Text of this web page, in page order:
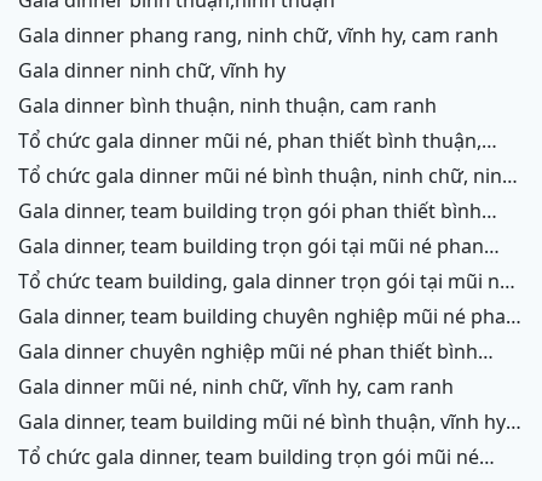
gala dinner phang rang, ninh chữ, vĩnh hy, cam ranh
gala dinner ninh chữ, vĩnh hy
gala dinner bình thuận, ninh thuận, cam ranh
tổ chức gala dinner mũi né, phan thiết bình thuận,
ninh thuận, ninh chữ, vĩnh hy, cam ranh
tổ chức gala dinner mũi né bình thuận, ninh chữ, ninh
thuận, cam ranh
gala dinner, team building trọn gói phan thiết bình
thuận, phang rang, ninh thuận, vĩnh hy,cam ranh
gala dinner, team building trọn gói tại mũi né phan
thiết bình thuận, phang rang ninh chữ ninh thuận, cam
tổ chức team building, gala dinner trọn gói tại mũi né
phan thiết bình thuận, phang rang, ninh chữ, vĩnh hy,
ninh thuận, cam ranh
gala dinner, team building chuyên nghiệp mũi né phan
thiết, ninh chữ ninh thuận, vĩnh hy, cam ranh
gala dinner chuyên nghiệp mũi né phan thiết bình
thuận, ninh chữ, phang rang, ninh thuận, cam ranh
gala dinner mũi né, ninh chữ, vĩnh hy, cam ranh
gala dinner, team building mũi né bình thuận, vĩnh hy,
ninh chữ, cam ranh
tổ chức gala dinner, team building trọn gói mũi né